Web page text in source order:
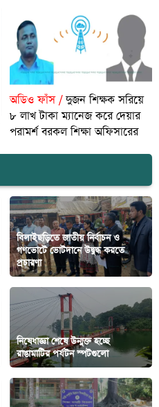
অডিও ফাঁস /দুজন শিক্ষক সরিয়ে
৮ লাখ টাকা ম্যানেজ করে দেয়ার
পরামর্শ বরকল শিক্ষা অফিসারের
বিলাইছড়িতে জাতীয় নির্বাচন ও
গণভোটে ভোটদানে উদ্বুদ্ধ করতে
প্রচারণা
নিষেধাজ্ঞা শেষে উন্মুক্ত হচ্ছে
রাঙামাটির পর্যটন স্পটগুলো